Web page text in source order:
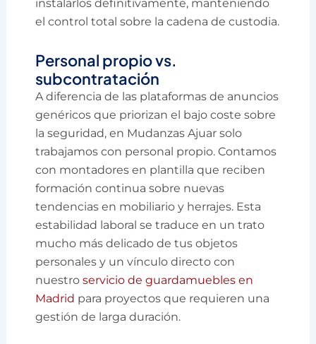
instalarlos definitivamente, manteniendo
el control total sobre la cadena de custodia.
Personal propio vs.
subcontratación
A diferencia de las plataformas de anuncios
genéricos que priorizan el bajo coste sobre
la seguridad, en Mudanzas Ajuar solo
trabajamos con personal propio. Contamos
con montadores en plantilla que reciben
formación continua sobre nuevas
tendencias en mobiliario y herrajes. Esta
estabilidad laboral se traduce en un trato
mucho más delicado de tus objetos
personales y un vínculo directo con
nuestroservicio de guardamuebles en
Madrid para proyectos que requieren una
gestión de larga duración.